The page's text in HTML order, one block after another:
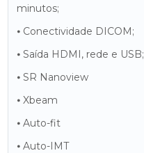
minutos;
⦁ Conectividade DICOM;
⦁ Saída HDMI, rede e USB;
⦁ SR Nanoview
⦁ Xbeam
⦁ Auto-fit
⦁ Auto-IMT